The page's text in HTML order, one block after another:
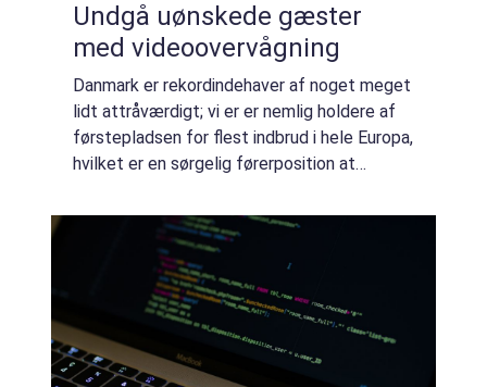
Undgå uønskede gæster
med videoovervågning
Danmark er rekordindehaver af noget meget
lidt attråværdigt; vi er er nemlig holdere af
førstepladsen for flest indbrud i hele Europa,
hvilket er en sørgelig førerposition at